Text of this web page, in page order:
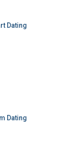
Dating
Dating